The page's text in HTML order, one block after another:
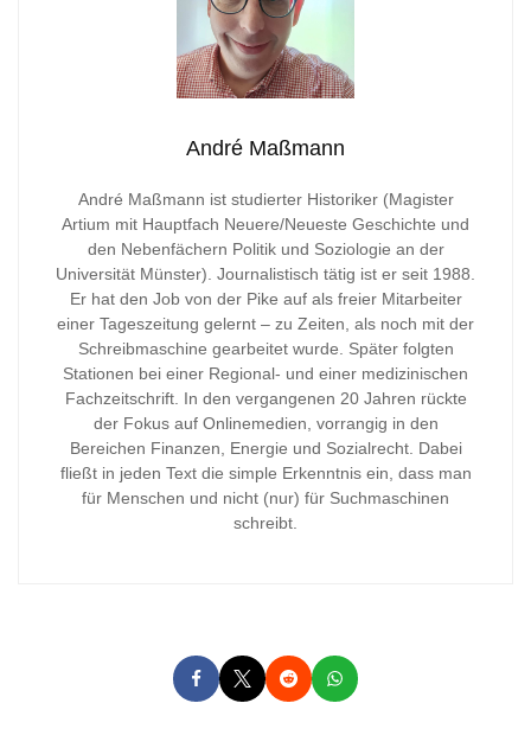
André Maßmann
André Maßmann ist studierter Historiker (Magister
Artium mit Hauptfach Neuere/Neueste Geschichte und
den Nebenfächern Politik und Soziologie an der
Universität Münster). Journalistisch tätig ist er seit 1988.
Er hat den Job von der Pike auf als freier Mitarbeiter
einer Tageszeitung gelernt – zu Zeiten, als noch mit der
Schreibmaschine gearbeitet wurde. Später folgten
Stationen bei einer Regional- und einer medizinischen
Fachzeitschrift. In den vergangenen 20 Jahren rückte
der Fokus auf Onlinemedien, vorrangig in den
Bereichen Finanzen, Energie und Sozialrecht. Dabei
fließt in jeden Text die simple Erkenntnis ein, dass man
für Menschen und nicht (nur) für Suchmaschinen
schreibt.